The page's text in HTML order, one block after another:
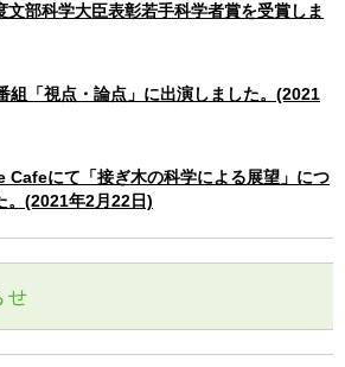
文部科学大臣表彰若手科学者賞を受賞しま
組「視点・論点」に出演しました。(2021
Cafeにて「接ぎ木の科学による展望」につ
。(2021年2月22日)
せ